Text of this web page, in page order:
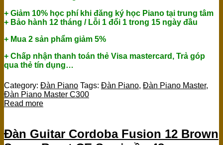
+ Giảm 10% học phí khi đăng ký học Piano tại trung tâm
+ Bảo hành 12 tháng / Lỗi 1 đổi 1 trong 15 ngày đầu
+ Mua 2 sản phẩm giảm 5%
+ Chấp nhận thanh toán thẻ Visa mastercard, Trả góp
qua thẻ tín dụng…
Category: Đàn Piano Tags: Đàn Piano, Đàn Piano Master,
Đàn Piano Master C300
Read more
Đàn Guitar Cordoba Fusion 12 Brown